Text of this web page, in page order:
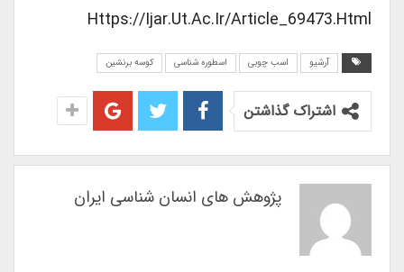
Https://ijar.ut.ac.ir/article_69473.html
آرشیو اسب چوبی اسطوره شناسی کوسه برنشین
اشتراک گذاشتن
پژوهش های انسان شناسی ایران